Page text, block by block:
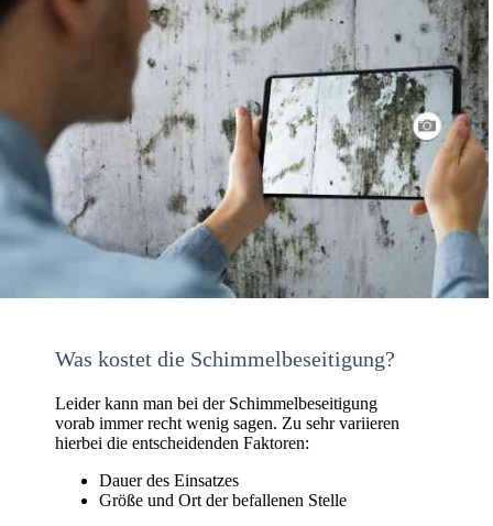
Was kostet die Schimmelbeseitigung?
Leider kann man bei der Schimmelbeseitigung
vorab immer recht wenig sagen. Zu sehr variieren
hierbei die entscheidenden Faktoren:
Dauer des Einsatzes
Größe und Ort der befallenen Stelle